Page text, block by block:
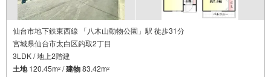
仙台市地下鉄東西線 「八木山動物公園」駅 徒歩31分
宮城県仙台市太白区鈎取2丁目
3LDK / 地上2階建
土地120.45m2 /建物83.42m2